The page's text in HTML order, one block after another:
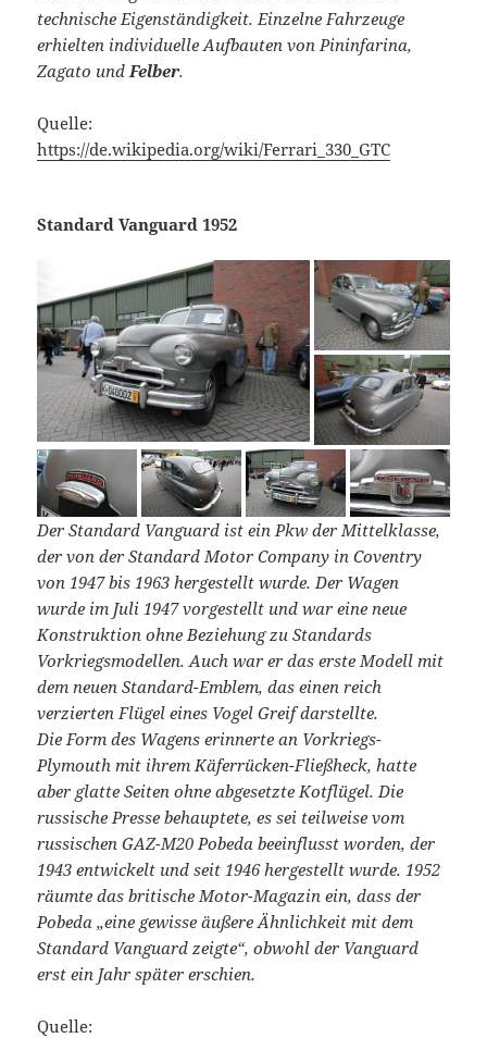
technische Eigenständigkeit. Einzelne Fahrzeuge
erhielten individuelle Aufbauten von Pininfarina,
Zagato undFelber.
Quelle:
https://de.wikipedia.org/wiki/Ferrari_330_GTC
Standard Vanguard 1952
Der Standard Vanguard ist ein Pkw der Mittelklasse,
der von der Standard Motor Company in Coventry
von 1947 bis 1963 hergestellt wurde. Der Wagen
wurde im Juli 1947 vorgestellt und war eine neue
Konstruktion ohne Beziehung zu Standards
Vorkriegsmodellen. Auch war er das erste Modell mit
dem neuen Standard-Emblem, das einen reich
verzierten Flügel eines Vogel Greif darstellte.
Die Form des Wagens erinnerte an Vorkriegs-
Plymouth mit ihrem Käferrücken-Fließheck, hatte
aber glatte Seiten ohne abgesetzte Kotflügel. Die
russische Presse behauptete, es sei teilweise vom
russischen GAZ-M20 Pobeda beeinflusst worden, der
1943 entwickelt und seit 1946 hergestellt wurde. 1952
räumte das britische Motor-Magazin ein, dass der
Pobeda „eine gewisse äußere Ähnlichkeit mit dem
Standard Vanguard zeigte“, obwohl der Vanguard
erst ein Jahr später erschien.
Quelle: